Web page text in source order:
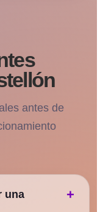
antes de
una